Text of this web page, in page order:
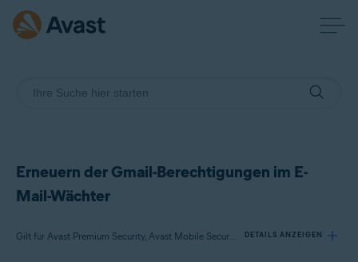
Erneuern der Gmail-Berechtigungen im E-
Mail-Wächter
Gilt für Avast Premium Security, Avast Mobile Security Premium, Avast One DETAILS ANZEIGEN